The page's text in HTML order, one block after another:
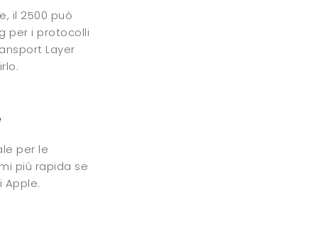
il 2500 può
per i protocolli
Layer
per le
più rapida se